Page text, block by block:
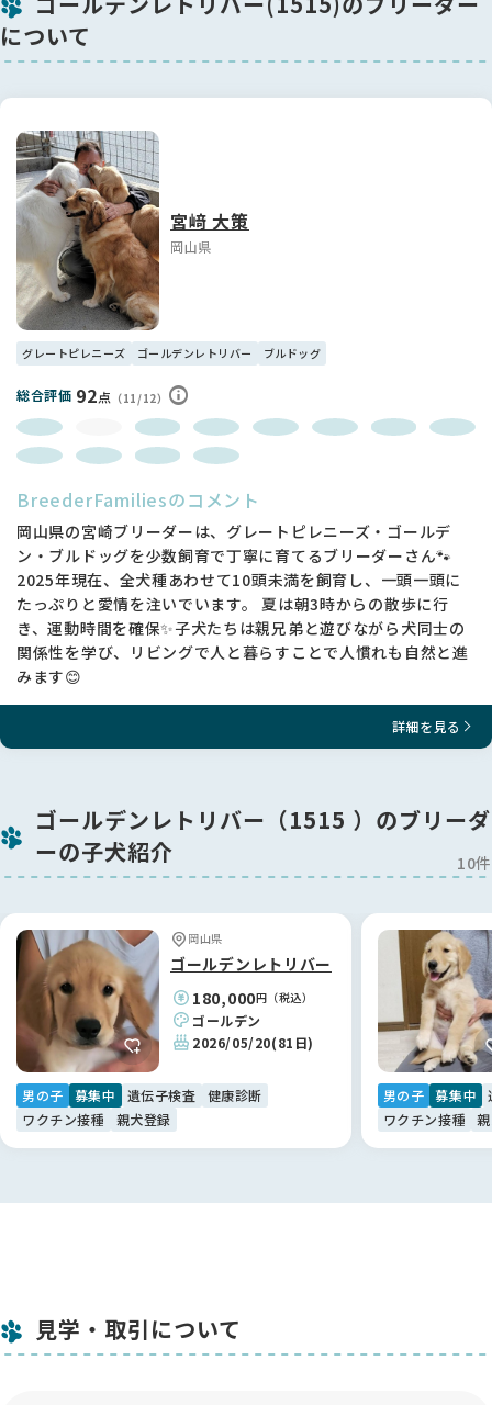
について
宮﨑 大策
岡山県
グレートピレニーズ ゴールデンレトリバー ブルドッグ
総合評価 92点 （11/12）
BreederFamiliesのコメント
岡山県の宮崎ブリーダーは、グレートピレニーズ・ゴールデ
ン・ブルドッグを少数飼育で丁寧に育てるブリーダーさん🐾
2025年現在、全犬種あわせて10頭未満を飼育し、一頭一頭に
たっぷりと愛情を注いでいます。 夏は朝3時からの散歩に行
き、運動時間を確保✨子犬たちは親兄弟と遊びながら犬同士の
関係性を学び、リビングで人と暮らすことで人慣れも自然と進
みます😊
詳細を見る
ゴールデンレトリバー（1515 ）のブリーダ
ーの子犬紹介
10件
岡山県
ゴールデンレトリバー
180,000円（税込）
ゴールデン
2026/05/20(81日)
男の子 募集中 遺伝子検査
健康診断
ワクチン接種
親犬登録
男の子 募集中
ワクチン接種
見学・取引について